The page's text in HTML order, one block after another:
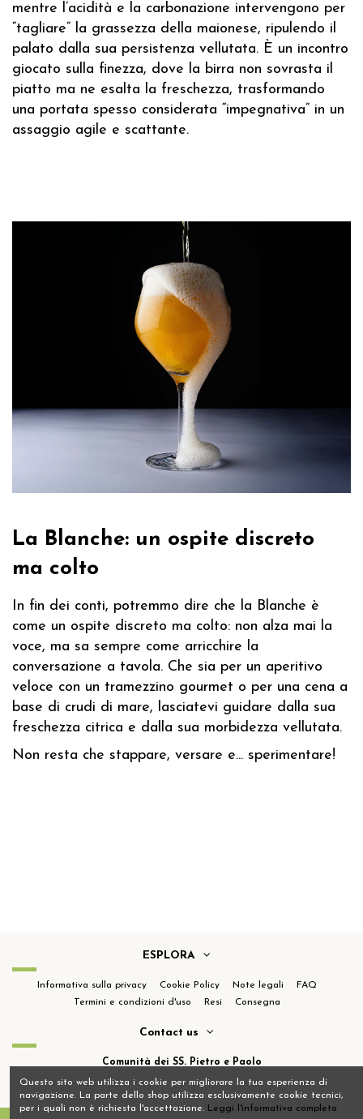
mentre l’acidità e la carbonazione intervengono per
“tagliare” la grassezza della maionese, ripulendo il
palato dalla sua persistenza vellutata. È un incontro
giocato sulla finezza, dove la birra non sovrasta il
piatto ma ne esalta la freschezza, trasformando
una portata spesso considerata “impegnativa” in un
assaggio agile e scattante.
La Blanche: un ospite discreto
ma colto
In fin dei conti, potremmo dire che la Blanche è
come un ospite discreto ma colto: non alza mai la
voce, ma sa sempre come arricchire la
conversazione a tavola. Che sia per un aperitivo
veloce con un tramezzino gourmet o per una cena a
base di crudi di mare, lasciatevi guidare dalla sua
freschezza citrica e dalla sua morbidezza vellutata.
Non resta che stappare, versare e... sperimentare!
ESPLORA
Informativa sulla privacy Cookie Policy Note legali
FAQ
Termini e condizioni d'uso
Resi Consegna
Contact us
Comunità dei SS. Pietro e Paolo
Località Cascinazza 20090, Buccinasco MI
Questo sito web utilizza i cookie per migliorare la tua esperienza di
navigazione. La parte dello shop utilizza esclusivamente cookie tecnici,
per i quali non è richiesta l'accettazione. Leggi l'informativa completa